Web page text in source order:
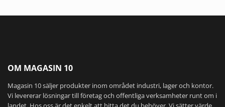
OM MAGASIN 10
Magasin 10 säljer produkter inom området industri, lager och kontor.
Vi levererar lösningar till företag och offentliga verksamheter runt om i